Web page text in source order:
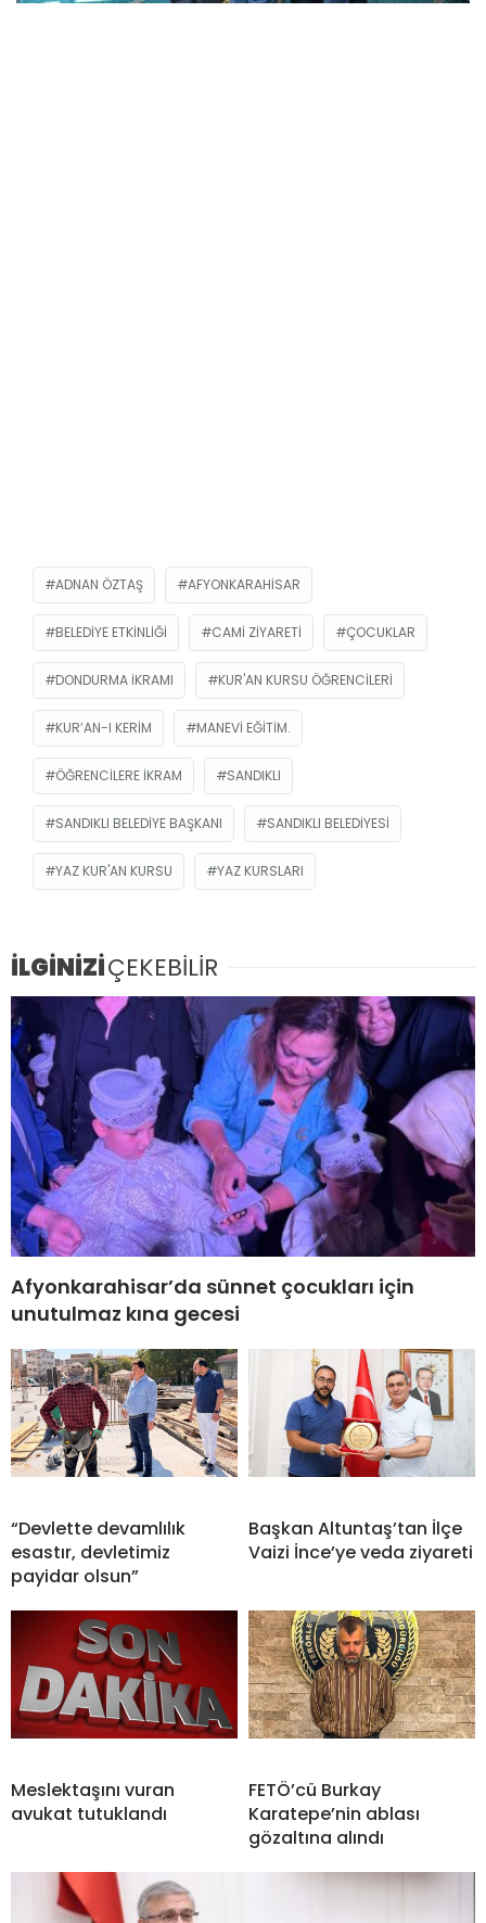
ADNAN ÖZTAŞ AFYONKARAHISAR
BELEDIYE ETKINLIĞI CAMI ZIYARETI ÇOCUKLAR
DONDURMA IKRAMI KUR'AN KURSU ÖĞRENCILERI
KUR’AN-I KERIM MANEVI EĞITIM.
ÖĞRENCILERE IKRAM SANDIKLI
SANDIKLI BELEDIYE BAŞKANI SANDIKLI BELEDIYESI
YAZ KUR'AN KURSU YAZ KURSLARI
İLGİNİZİÇEKEBİLİR
Afyonkarahisar’da sünnet çocukları için
unutulmaz kına gecesi
“Devlette devamlılık
esastır, devletimiz
payidar olsun”
Başkan Altuntaş’tan İlçe
Vaizi İnce’ye veda ziyareti
Meslektaşını vuran
avukat tutuklandı
FETÖ’cü Burkay
Karatepe’nin ablası
gözaltına alındı